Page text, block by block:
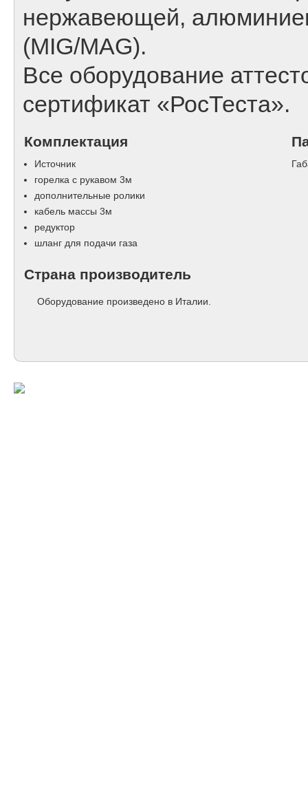
нержавеющей,
(MIG/MAG).
Все оборудование
сертификат «РосТеста».
Комплектация
Источник
горелка с рукавом 3м
дополнительные ролики
кабель массы 3м
редуктор
шланг для подачи газа
Страна производитель
Оборудование произведено в Италии.